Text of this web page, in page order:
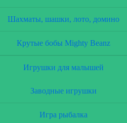
Шахматы, шашки, лото, домино
Крутые бобы Mighty Beanz
Игрушки для малышей
Заводные игрушки
Игра рыбалка